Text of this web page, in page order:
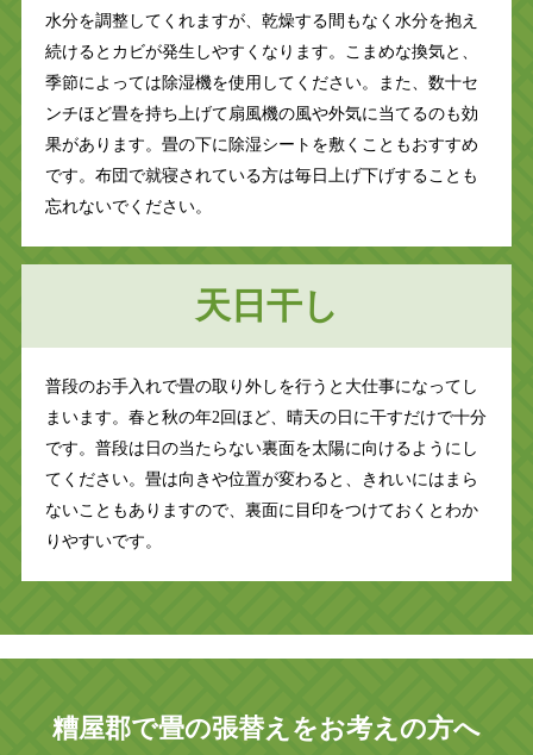
水分を調整してくれますが、乾燥する間もなく水分を抱え
続けるとカビが発生しやすくなります。こまめな換気と、
季節によっては除湿機を使用してください。また、数十セ
ンチほど畳を持ち上げて扇風機の風や外気に当てるのも効
果があります。畳の下に除湿シートを敷くこともおすすめ
です。布団で就寝されている方は毎日上げ下げすることも
忘れないでください。
天日干し
普段のお手入れで畳の取り外しを行うと大仕事になってし
まいます。春と秋の年2回ほど、晴天の日に干すだけで十分
です。普段は日の当たらない裏面を太陽に向けるようにし
てください。畳は向きや位置が変わると、きれいにはまら
ないこともありますので、裏面に目印をつけておくとわか
りやすいです。
糟屋郡で畳の張替えをお考えの方へ